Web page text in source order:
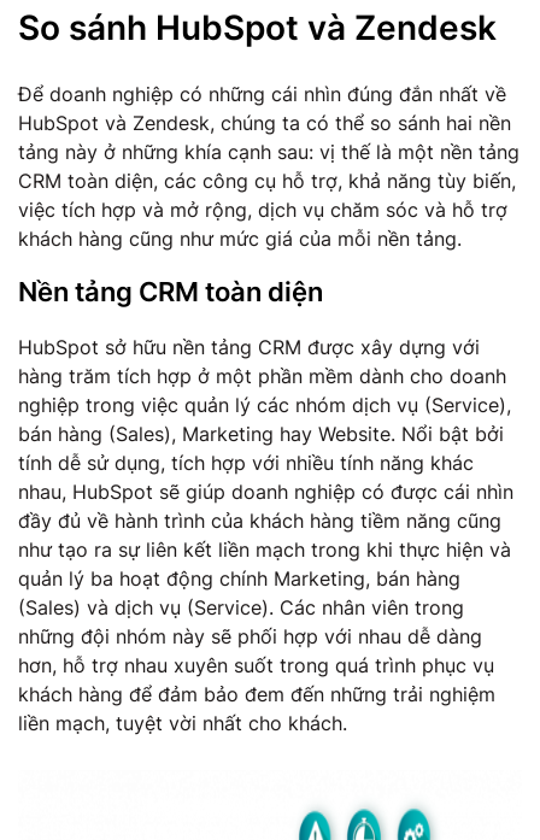
So sánh HubSpot và Zendesk
Để doanh nghiệp có những cái nhìn đúng đắn nhất về
HubSpot và Zendesk, chúng ta có thể so sánh hai nền
tảng này ở những khía cạnh sau: vị thế là một nền tảng
CRM toàn diện, các công cụ hỗ trợ, khả năng tùy biến,
việc tích hợp và mở rộng, dịch vụ chăm sóc và hỗ trợ
khách hàng cũng như mức giá của mỗi nền tảng.
Nền tảng CRM toàn diện
HubSpot sở hữu nền tảng CRM được xây dựng với
hàng trăm tích hợp ở một phần mềm dành cho doanh
nghiệp trong việc quản lý các nhóm dịch vụ (Service),
bán hàng (Sales), Marketing hay Website. Nổi bật bởi
tính dễ sử dụng, tích hợp với nhiều tính năng khác
nhau, HubSpot sẽ giúp doanh nghiệp có được cái nhìn
đầy đủ về hành trình của khách hàng tiềm năng cũng
như tạo ra sự liên kết liền mạch trong khi thực hiện và
quản lý ba hoạt động chính Marketing, bán hàng
(Sales) và dịch vụ (Service). Các nhân viên trong
những đội nhóm này sẽ phối hợp với nhau dễ dàng
hơn, hỗ trợ nhau xuyên suốt trong quá trình phục vụ
khách hàng để đảm bảo đem đến những trải nghiệm
liền mạch, tuyệt vời nhất cho khách.